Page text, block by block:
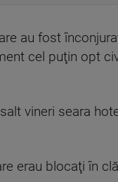
au fost
cel puţin opt
vineri seara
erau blocaţi în